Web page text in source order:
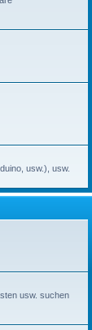
usw.), usw.
usw. suchen